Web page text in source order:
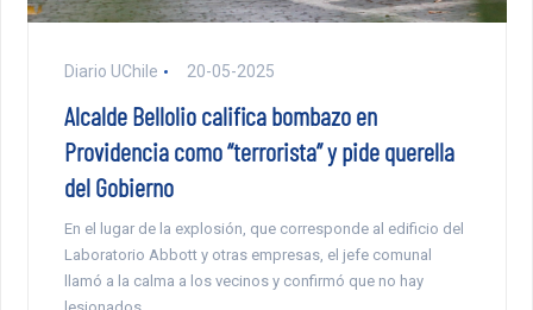
Diario UChile 20-05-2025
Alcalde Bellolio califica bombazo en
Providencia como “terrorista” y pide querella
del Gobierno
En el lugar de la explosión, que corresponde al edificio del
Laboratorio Abbott y otras empresas, el jefe comunal
llamó a la calma a los vecinos y confirmó que no hay